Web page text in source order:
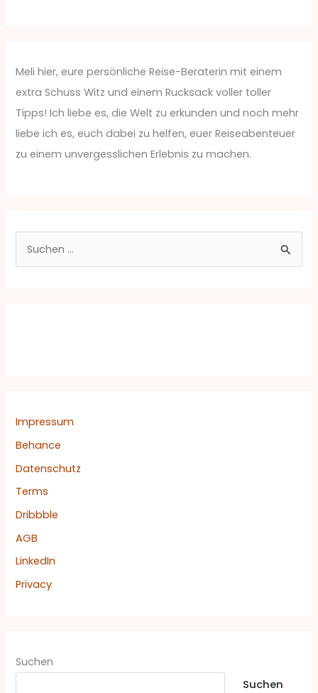
Meli hier, eure persönliche Reise-Beraterin mit einem
extra Schuss Witz und einem Rucksack voller toller
Tipps! Ich liebe es, die Welt zu erkunden und noch mehr
liebe ich es, euch dabei zu helfen, euer Reiseabenteuer
zu einem unvergesslichen Erlebnis zu machen.
c
Impressum
Behance
Datenschutz
Terms
Dribbble
AGB
LinkedIn
Privacy
Suchen
Suchen